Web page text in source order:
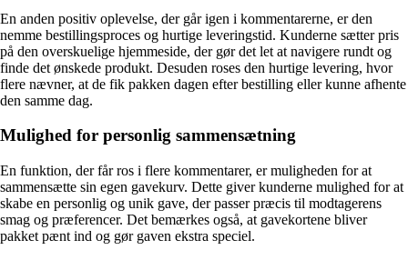
En anden positiv oplevelse, der går igen i kommentarerne, er den
nemme bestillingsproces og hurtige leveringstid. Kunderne sætter pris
på den overskuelige hjemmeside, der gør det let at navigere rundt og
finde det ønskede produkt. Desuden roses den hurtige levering, hvor
flere nævner, at de fik pakken dagen efter bestilling eller kunne afhente
den samme dag.
Mulighed for personlig sammensætning
En funktion, der får ros i flere kommentarer, er muligheden for at
sammensætte sin egen gavekurv. Dette giver kunderne mulighed for at
skabe en personlig og unik gave, der passer præcis til modtagerens
smag og præferencer. Det bemærkes også, at gavekortene bliver
pakket pænt ind og gør gaven ekstra speciel.